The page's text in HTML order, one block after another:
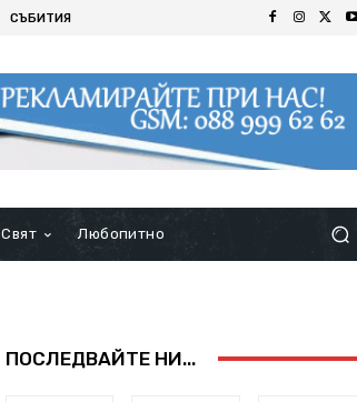
СЪБИТИЯ
Свят Любопитно
ПОСЛЕДВАЙТЕ НИ...